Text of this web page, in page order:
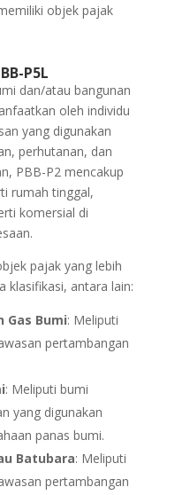
objek pajak
P5L
dan/atau bangunan
oleh individu
yang digunakan
perhutanan, dan
PBB-P2 mencakup
rumah tinggal,
komersial di
pajak yang lebih
klasifikasi, antara lain:
Gas Bumi: Meliputi
pertambangan
: Meliputi bumi
yang digunakan
panas bumi.
Batubara: Meliputi
pertambangan